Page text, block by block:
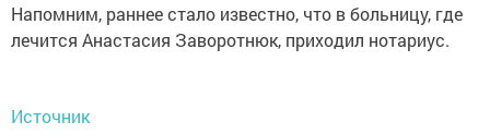
Напомним, раннее стало известно, что в больницу, где
лечится Анастасия Заворотнюк, приходил нотариус.
Источник